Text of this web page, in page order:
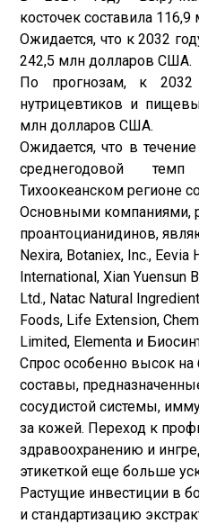
косточек составила
Ожидается, что к 2032
242,5 млн долларов США.
По прогнозам, к 2032
нутрицевтиков и
млн долларов США.
Ожидается, что в
среднегодовой
Тихоокеанском регионе
Основными компаниями,
проантоцианидинов,
Nexira, Botaniex, Inc., Eevia
International, Xian Yuensun
Ltd., Natac Natural
Foods, Life Extension,
Limited, Elementa и
Спрос особенно высок на
составы,
сосудистой системы,
за кожей. Переход к
здравоохранению и
этикеткой еще больше
Растущие инвестиции в
и стандартизацию